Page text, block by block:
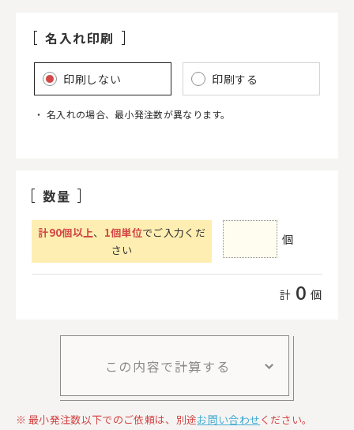
名入れ印刷
印刷しない 印刷する
名入れの場合、最小発注数が異なります。
数量
計90個以上、 1個単位でご入力くだ
さい
個
計 0 個
この内容で計算する
最小発注数以下でのご依頼は、別途お問い合わせください。